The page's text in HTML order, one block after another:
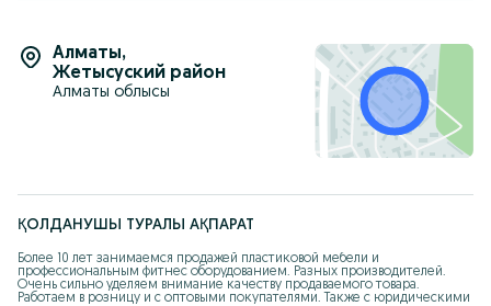
Алматы,
Жетысуский район
Алматы облысы
ҚОЛДАНУШЫ ТУРАЛЫ АҚПАРАТ
Более 10 лет занимаемся продажей пластиковой мебели и
профессиональным фитнес оборудованием. Разных производителей.
Очень сильно уделяем внимание качеству продаваемого товара.
Работаем в розницу и с оптовыми покупателями. Также с юридическими